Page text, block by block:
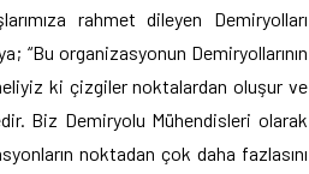
rahmet dileyen Demiryolları
“Bu organizasyonun Demiryollarının
ki çizgiler noktalardan oluşur ve
Biz Demiryolu Mühendisleri olarak
noktadan çok daha fazlasını